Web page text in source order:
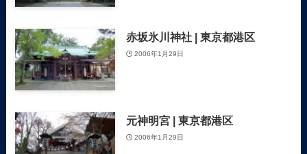
赤坂氷川神社 | 東京都港区
2006年1月29日
元神明宮 | 東京都港区
2006年1月29日